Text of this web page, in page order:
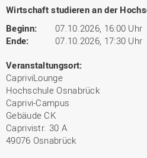
Wirtschaft studieren an der
Beginn:
07.10.2026, 16:00 Uhr
Ende:
07.10.2026, 17:30 Uhr
Veranstaltungsort:
CapriviLounge
Hochschule Osnabrück
Caprivi-Campus
Gebäude CK
Caprivistr. 30 A
49076 Osnabrück